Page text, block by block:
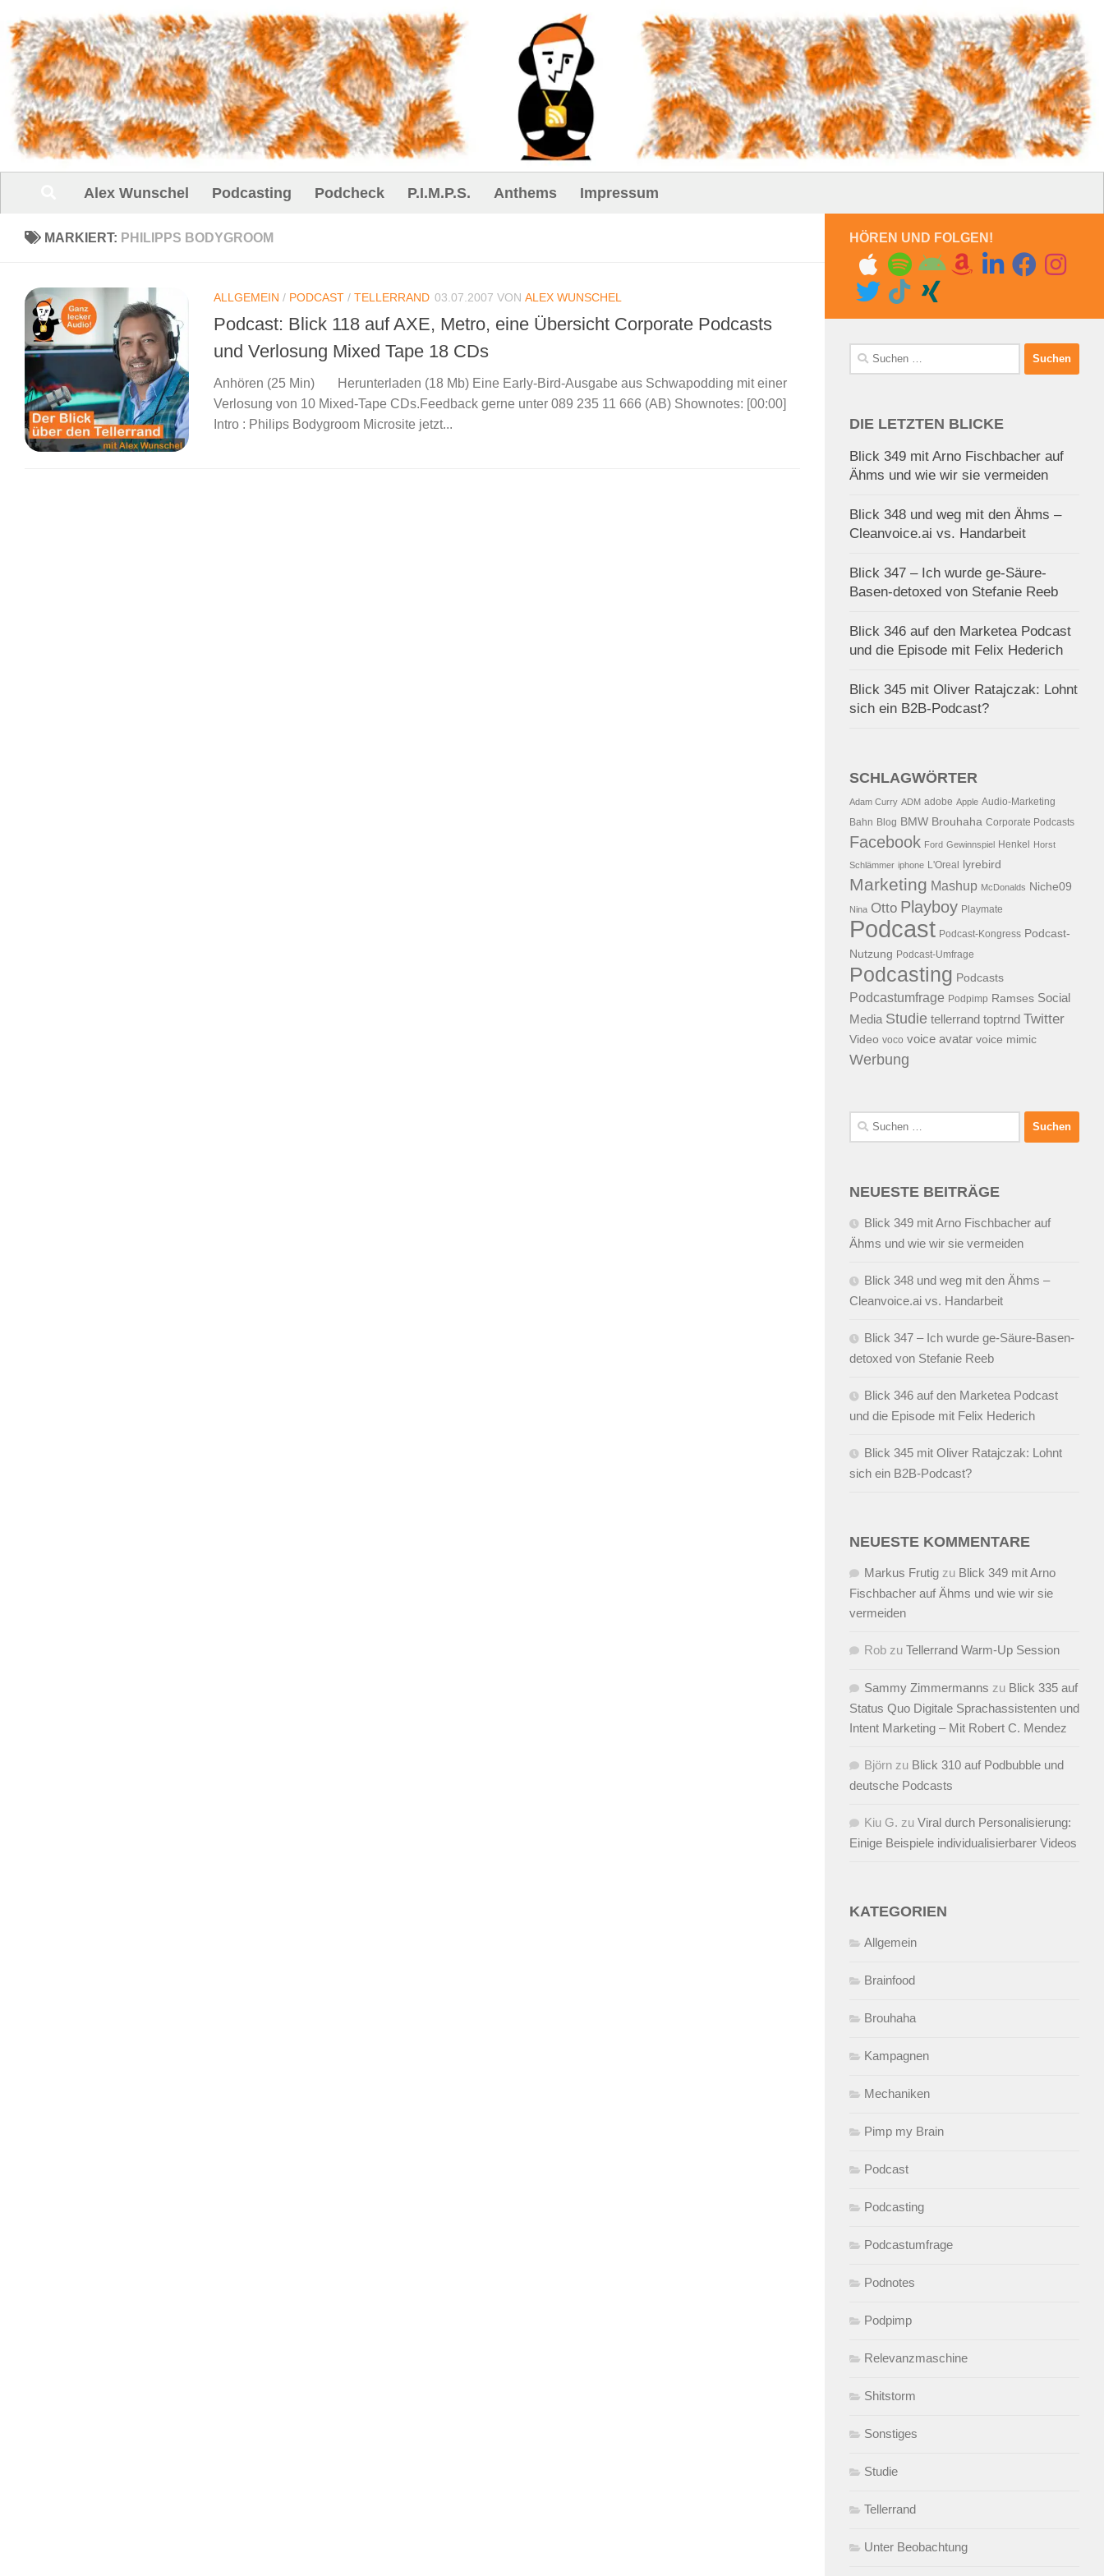
Unter dem Inhalt
Alex Wunschel Podcasting Podcheck P.I.M.P.S. Anthems Impressum
MARKIERT: PHILIPPS BODYGROOM
ALLGEMEIN / PODCAST / TELLERRAND 03.07.2007 VON ALEX WUNSCHEL
Podcast: Blick 118 auf AXE, Metro, eine Übersicht Corporate Podcasts
und Verlosung Mixed Tape 18 CDs
Anhören (25 Min) Herunterladen (18 Mb) Eine Early-Bird-Ausgabe aus Schwapodding mit einer
Verlosung von 10 Mixed-Tape CDs.Feedback gerne unter 089 235 11 666 (AB) Shownotes: [00:00]
Intro : Philips Bodygroom Microsite jetzt...
HÖREN UND FOLGEN!
Suchen
nach:
DIE LETZTEN BLICKE
Blick 349 mit Arno Fischbacher auf
Ähms und wie wir sie vermeiden
Blick 348 und weg mit den Ähms –
Cleanvoice.ai vs. Handarbeit
Blick 347 – Ich wurde ge-Säure-
Basen-detoxed von Stefanie Reeb
Blick 346 auf den Marketea Podcast
und die Episode mit Felix Hederich
Blick 345 mit Oliver Ratajczak: Lohnt
sich ein B2B-Podcast?
SCHLAGWÖRTER
Adam Curry ADM adobe Apple Audio-Marketing
Bahn Blog BMW Brouhaha Corporate Podcasts
Facebook Ford Gewinnspiel Henkel Horst
Schlämmer iphone L'Oreal lyrebird
Marketing Mashup McDonalds Niche09
Nina Otto Playboy Playmate
Podcast Podcast-Kongress Podcast-
Nutzung Podcast-Umfrage
Podcasting Podcasts
Podcastumfrage Podpimp Ramses Social
Media Studie tellerrand toptrnd Twitter
Video voco voice avatar voice mimic
Werbung
Suchen
nach:
NEUESTE BEITRÄGE
Blick 349 mit Arno Fischbacher auf
Ähms und wie wir sie vermeiden
Blick 348 und weg mit den Ähms –
Cleanvoice.ai vs. Handarbeit
Blick 347 – Ich wurde ge-Säure-Basen-
detoxed von Stefanie Reeb
Blick 346 auf den Marketea Podcast
und die Episode mit Felix Hederich
Blick 345 mit Oliver Ratajczak: Lohnt
sich ein B2B-Podcast?
NEUESTE KOMMENTARE
Markus Frutig zu Blick 349 mit Arno
Fischbacher auf Ähms und wie wir sie
vermeiden
Rob zu Tellerrand Warm-Up Session
Sammy Zimmermanns zu Blick 335 auf
Status Quo Digitale Sprachassistenten und
Intent Marketing – Mit Robert C. Mendez
Björn zu Blick 310 auf Podbubble und
deutsche Podcasts
Kiu G. zu Viral durch Personalisierung:
Einige Beispiele individualisierbarer Videos
KATEGORIEN
Allgemein
Brainfood
Brouhaha
Kampagnen
Mechaniken
Pimp my Brain
Podcast
Podcasting
Podcastumfrage
Podnotes
Podpimp
Relevanzmaschine
Shitstorm
Sonstiges
Studie
Tellerrand
Unter Beobachtung